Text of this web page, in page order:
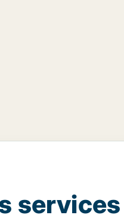
services